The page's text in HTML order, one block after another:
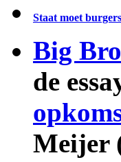
Staat moet
Big
de
Meijer